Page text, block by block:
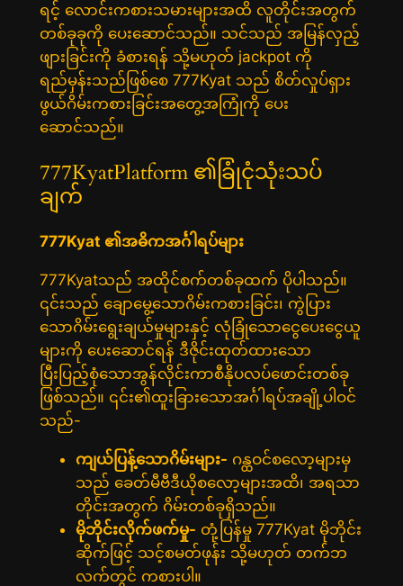
ရင့် လောင်းကစားသမားများအထိ လူတိုင်းအတွက်
တစ်ခုခုကို ပေးဆောင်သည်။ သင်သည် အမြန်လှည့်
ဖျားခြင်းကို ခံစားရန် သို့မဟုတ် jackpot ကို
ရည်မှန်းသည်ဖြစ်စေ 777Kyat သည် စိတ်လှုပ်ရှား
ဖွယ်ဂိမ်းကစားခြင်းအတွေ့အကြုံကို ပေး
ဆောင်သည်။
777KyatPlatform ၏ခြုံငုံသုံးသပ်
ချက်
777Kyat ၏အဓိကအင်္ဂါရပ်များ
777Kyatသည် အထိုင်စက်တစ်ခုထက် ပိုပါသည်။
၎င်းသည် ချောမွေ့သောဂိမ်းကစားခြင်း၊ ကွဲပြား
သောဂိမ်းရွေးချယ်မှုများနှင့် လုံခြုံသောငွေပေးငွေယူ
များကို ပေးဆောင်ရန် ဒီဇိုင်းထုတ်ထားသော
ပြီးပြည့်စုံသောအွန်လိုင်းကာစီနိုပလပ်ဖောင်းတစ်ခု
ဖြစ်သည်။ ၎င်း၏ထူးခြားသောအင်္ဂါရပ်အချို့ပါဝင်
သည်-
ကျယ်ပြန့်သောဂိမ်းများ- ဂန္ထဝင်စလော့များမှ
သည် ခေတ်မီဗီဒီယိုစလော့များအထိ၊ အရသာ
တိုင်းအတွက် ဂိမ်းတစ်ခုရှိသည်။
မိုဘိုင်းလိုက်ဖက်မှု- တုံ့ပြန်မှု 777Kyat မိုဘိုင်း
ဆိုက်ဖြင့် သင့်စမတ်ဖုန်း သို့မဟုတ် တက်ဘ
လက်တွင် ကစားပါ။